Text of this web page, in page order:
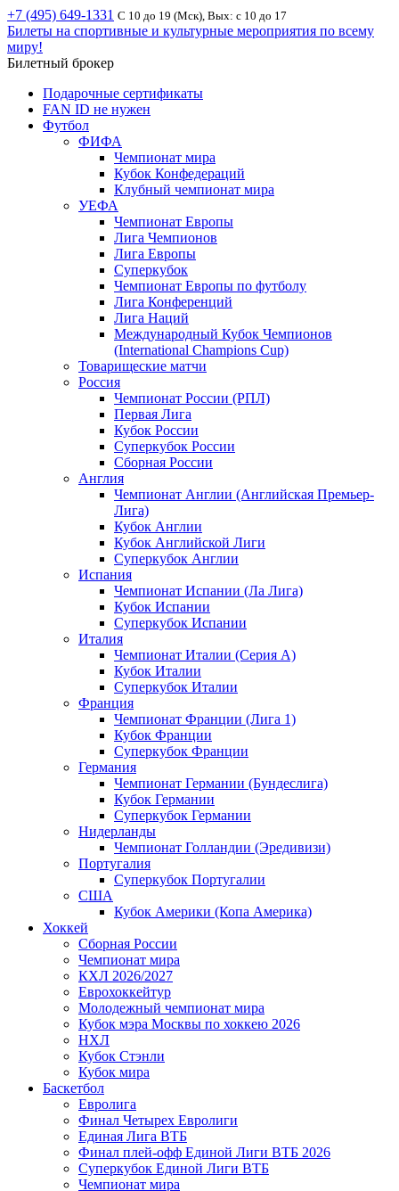
+7 (495) 649-1331 С 10 до 19 (Мск), Вых: с 10 до 17
Билеты на спортивные и культурные мероприятия по всему
миру!
Билетный брокер
Подарочные сертификаты
FAN ID не нужен
Футбол
ФИФА
Чемпионат мира
Кубок Конфедераций
Клубный чемпионат мира
УЕФА
Чемпионат Европы
Лига Чемпионов
Лига Европы
Суперкубок
Чемпионат Европы по футболу
Лига Конференций
Лига Наций
Международный Кубок Чемпионов
(International Champions Cup)
Товарищеские матчи
Россия
Чемпионат России (РПЛ)
Первая Лига
Кубок России
Суперкубок России
Сборная России
Англия
Чемпионат Англии (Английская Премьер-
Лига)
Кубок Англии
Кубок Английской Лиги
Суперкубок Англии
Испания
Чемпионат Испании (Ла Лига)
Кубок Испании
Суперкубок Испании
Италия
Чемпионат Италии (Серия А)
Кубок Италии
Суперкубок Италии
Франция
Чемпионат Франции (Лига 1)
Кубок Франции
Суперкубок Франции
Германия
Чемпионат Германии (Бундеслига)
Кубок Германии
Суперкубок Германии
Нидерланды
Чемпионат Голландии (Эредивизи)
Португалия
Суперкубок Португалии
США
Кубок Америки (Копа Америка)
Хоккей
Сборная России
Чемпионат мира
КХЛ 2026/2027
Еврохоккейтур
Молодежный чемпионат мира
Кубок мэра Москвы по хоккею 2026
НХЛ
Кубок Стэнли
Кубок мира
Баскетбол
Евролига
Финал Четырех Евролиги
Единая Лига ВТБ
Финал плей-офф Единой Лиги ВТБ 2026
Суперкубок Единой Лиги ВТБ
Чемпионат мира